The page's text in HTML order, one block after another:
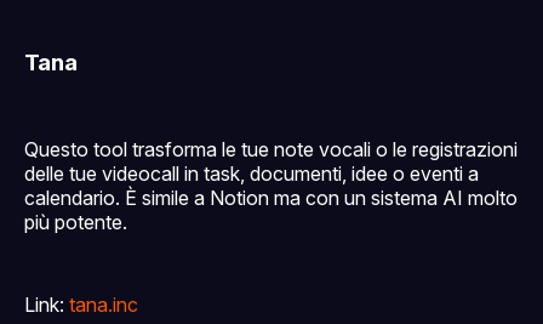
Tana
Questo tool trasforma le tue note vocali o le registrazioni
delle tue videocall in task, documenti, idee o eventi a
calendario. È simile a Notion ma con un sistema AI molto
più potente.
Link: tana.inc